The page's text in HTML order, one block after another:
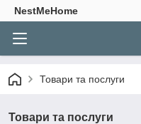
NestMeHome
Товари та послуги
Товари та послуги